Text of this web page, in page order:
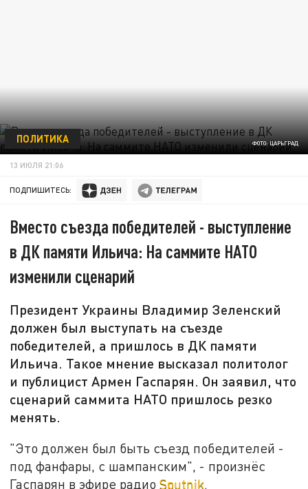
ФОТО: ЦАРЬГРАД
ПОЛИТИКА
13 ИЮЛЯ 21:06
ПОДПИШИТЕСЬ:
Вместо съезда победителей - выступление
в ДК памяти Ильича: На саммите НАТО
изменили сценарий
Президент Украины Владимир Зеленский
должен был выступать на съезде
победителей, а пришлось в ДК памяти
Ильича. Такое мнение высказал политолог
и публицист Армен Гаспарян. Он заявил, что
сценарий саммита НАТО пришлось резко
менять.
"Это должен был быть съезд победителей -
под фанфары, с шампанским", - произнёс
Гаспарян в эфире радиоSputnik.